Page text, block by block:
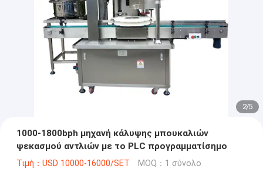
2/5
1000-1800bph μηχανή κάλυψης μπουκαλιών
ψεκασμού αντλιών με το PLC προγραμματίσημο
Τιμή：USD 10000-16000/SET MOQ：1 σύνολο